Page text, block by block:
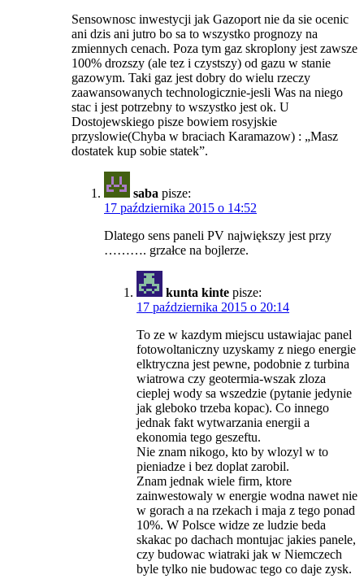
Sensownosc inwestycji jak Gazoport nie da sie ocenic
ani dzis ani jutro bo sa to wszystko prognozy na
zmiennych cenach. Poza tym gaz skroplony jest zawsze
100% drozszy (ale tez i czystszy) od gazu w stanie
gazowym. Taki gaz jest dobry do wielu rzeczy
zaawansowanych technologicznie-jesli Was na niego
stac i jest potrzebny to wszystko jest ok. U
Dostojewskiego pisze bowiem rosyjskie
przyslowie(Chyba w braciach Karamazow) : „Masz
dostatek kup sobie statek”.
saba pisze:
17 października 2015 o 14:52
Dlatego sens paneli PV największy jest przy
………. grzałce na bojlerze.
kunta kinte pisze:
17 października 2015 o 20:14
To ze w kazdym miejscu ustawiajac panel
fotowoltaniczny uzyskamy z niego energie
elktryczna jest pewne, podobnie z turbina
wiatrowa czy geotermia-wszak zloza
cieplej wody sa wszedzie (pytanie jedynie
jak gleboko trzeba kopac). Co innego
jednak fakt wytwarzania energii a
ekonomia tego geszeftu.
Nie znam nikogo, kto by wlozyl w to
pieniadze i bez doplat zarobil.
Znam jednak wiele firm, ktore
zainwestowaly w energie wodna nawet nie
w gorach a na rzekach i maja z tego ponad
10%. W Polsce widze ze ludzie beda
skakac po dachach montujac jakies panele,
czy budowac wiatraki jak w Niemczech
byle tylko nie budowac tego co daje zysk.